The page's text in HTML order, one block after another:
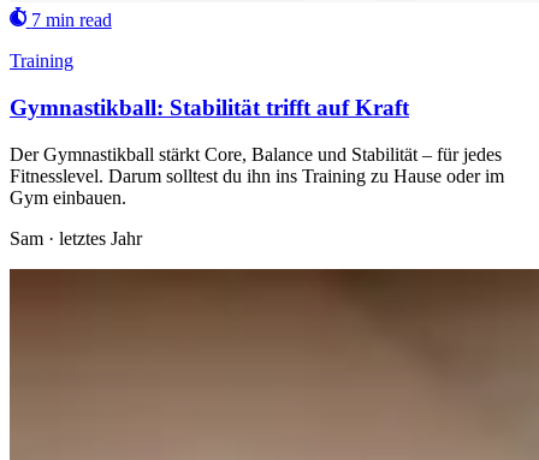
7 min read
Training
Gymnastikball: Stabilität trifft auf Kraft
Der Gymnastikball stärkt Core, Balance und Stabilität – für jedes
Fitnesslevel. Darum solltest du ihn ins Training zu Hause oder im
Gym einbauen.
Sam · letztes Jahr